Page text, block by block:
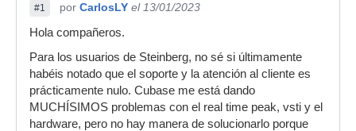
#1 por CarlosLY el 13/01/2023
Hola compañeros.
Para los usuarios de Steinberg, no sé si últimamente
habéis notado que el soporte y la atención al cliente es
prácticamente nulo. Cubase me está dando
MUCHÍSIMOS problemas con el real time peak, vsti y el
hardware, pero no hay manera de solucionarlo porque